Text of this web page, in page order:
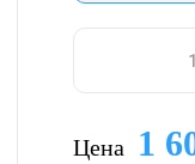
Цена 1